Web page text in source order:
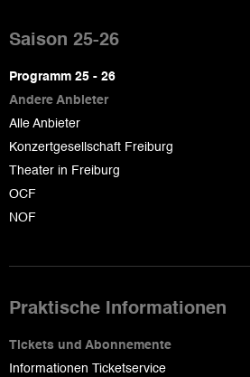
de
page
Saison 25-26
Programm 25 - 26
Andere Anbieter
Alle Anbieter
Konzertgesellschaft Freiburg
Theater in Freiburg
OCF
NOF
Praktische Informationen
Tickets und Abonnemente
Informationen Ticketservice